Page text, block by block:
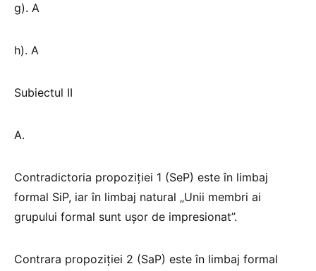
g). A
h). A
Subiectul II
A.
Contradictoria propoziției 1 (SeP) este în limbaj
formal SiP, iar în limbaj natural „Unii membri ai
grupului formal sunt ușor de impresionat”.
Contrara propoziției 2 (SaP) este în limbaj formal